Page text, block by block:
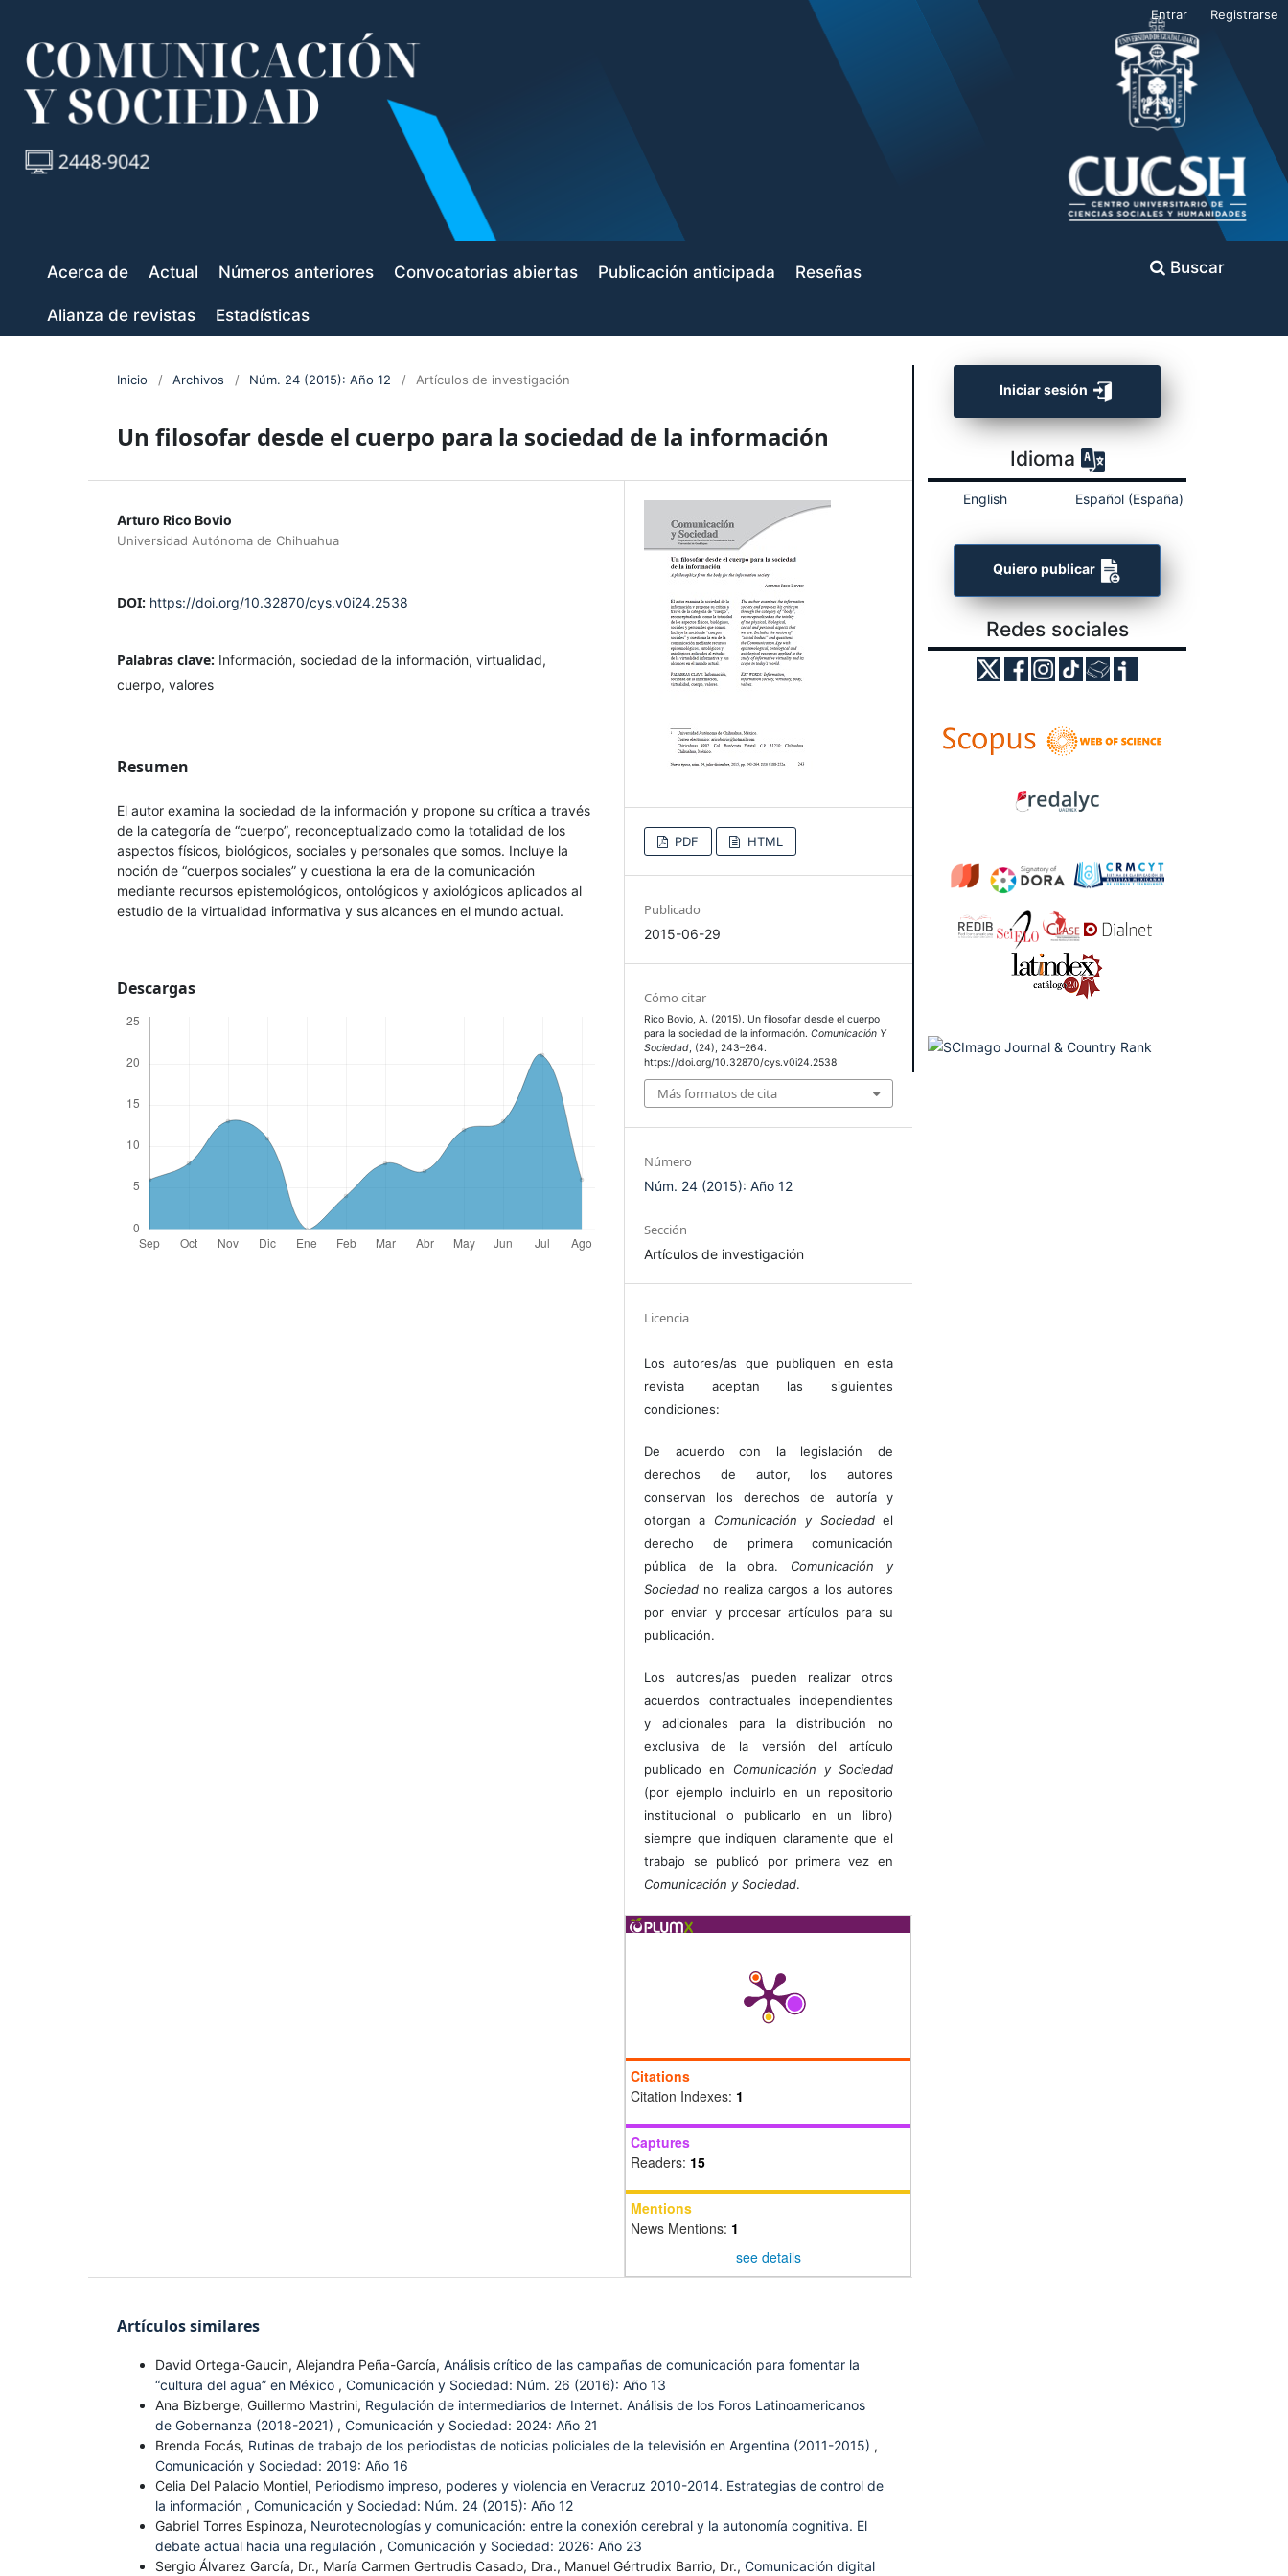
Acerca de Actual Números anteriores Convocatorias abiertas Publicación anticipada Reseñas
Alianza de revistas Estadísticas
Buscar
Entrar Registrarse
Inicio / Archivos / Núm. 24 (2015): Año 12 / Artículos de investigación
Un filosofar desde el cuerpo para la sociedad de la información
Arturo Rico Bovio
Universidad Autónoma de Chihuahua
DOI: https://doi.org/10.32870/cys.v0i24.2538
Palabras clave: Información, sociedad de la información, virtualidad,
cuerpo, valores
Resumen
El autor examina la sociedad de la información y propone su crítica a través
de la categoría de “cuerpo”, reconceptualizado como la totalidad de los
aspectos físicos, biológicos, sociales y personales que somos. Incluye la
noción de “cuerpos sociales” y cuestiona la era de la comunicación
mediante recursos epistemológicos, ontológicos y axiológicos aplicados al
estudio de la virtualidad informativa y sus alcances en el mundo actual.
Descargas
PDF HTML
Publicado
2015-06-29
Cómo citar
Rico Bovio, A. (2015). Un filosofar desde el cuerpo
para la sociedad de la información.Comunicación Y
Sociedad, (24), 243–264.
https://doi.org/10.32870/cys.v0i24.2538
Más formatos de cita
Número
Núm. 24 (2015): Año 12
Sección
Artículos de investigación
Licencia
Los autores/as que publiquen en esta
revista aceptan las siguientes
condiciones:
De acuerdo con la legislación de
derechos de autor, los autores
conservan los derechos de autoría y
otorgan a Comunicación y Sociedadel
derecho de primera comunicación
pública de la obra. Comunicación y
Sociedad no realiza cargos a los autores
por enviar y procesar artículos para su
publicación.
Los autores/as pueden realizar otros
acuerdos contractuales independientes
y adicionales para la distribución no
exclusiva de la versión del artículo
publicado en Comunicación y Sociedad
(por ejemplo incluirlo en un repositorio
institucional o publicarlo en un libro)
siempre que indiquen claramente que el
trabajo se publicó por primera vez en
Comunicación y Sociedad.
Citations
Citation Indexes: 1
Captures
Readers: 15
Mentions
News Mentions: 1
see details
Artículos similares
David Ortega-Gaucin, Alejandra Peña-García, Análisis crítico de las campañas de comunicación para fomentar la
“cultura del agua” en México , Comunicación y Sociedad: Núm. 26 (2016): Año 13
Ana Bizberge, Guillermo Mastrini, Regulación de intermediarios de Internet. Análisis de los Foros Latinoamericanos
de Gobernanza (2018-2021) , Comunicación y Sociedad: 2024: Año 21
Brenda Focás, Rutinas de trabajo de los periodistas de noticias policiales de la televisión en Argentina (2011-2015) ,
Comunicación y Sociedad: 2019: Año 16
Celia Del Palacio Montiel, Periodismo impreso, poderes y violencia en Veracruz 2010-2014. Estrategias de control de
la información , Comunicación y Sociedad: Núm. 24 (2015): Año 12
Gabriel Torres Espinoza, Neurotecnologías y comunicación: entre la conexión cerebral y la autonomía cognitiva. El
debate actual hacia una regulación , Comunicación y Sociedad: 2026: Año 23
Sergio Álvarez García, Dr., María Carmen Gertrudis Casado, Dra., Manuel Gértrudix Barrio, Dr., Comunicación digital
Iniciar sesión
Idioma
English Español (España)
Quiero publicar
Redes sociales